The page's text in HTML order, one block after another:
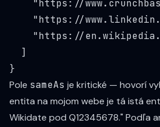
    "
https://
    "
https://
    "
https://
  ]
Pole sameAs je kritické — hovorí
entita na mojom webe je tá istá
Wikidate pod Q12345678." Podľa